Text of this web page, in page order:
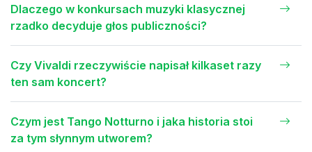
Dlaczego w konkursach muzyki klasycznej
rzadko decyduje głos publiczności?
Czy Vivaldi rzeczywiście napisał kilkaset razy
ten sam koncert?
Czym jest Tango Notturno i jaka historia stoi
za tym słynnym utworem?